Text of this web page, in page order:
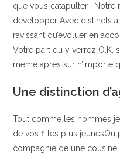
que vous catapulter !
developper Avec distincts
ravissant qu’evoluer en
Votre part du y verrez O.K.
meme apres sur n’importe
Une distinction
Tout comme les hommes
de vos filles plus jeunesOu
compagnie de une cousine